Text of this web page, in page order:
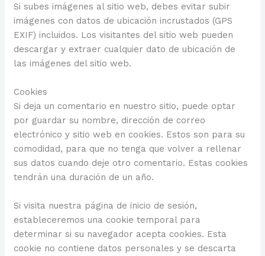
Si subes imágenes al sitio web, debes evitar subir
imágenes con datos de ubicación incrustados (GPS
EXIF) incluidos. Los visitantes del sitio web pueden
descargar y extraer cualquier dato de ubicación de
las imágenes del sitio web.
Cookies
Si deja un comentario en nuestro sitio, puede optar
por guardar su nombre, dirección de correo
electrónico y sitio web en cookies. Estos son para su
comodidad, para que no tenga que volver a rellenar
sus datos cuando deje otro comentario. Estas cookies
tendrán una duración de un año.
Si visita nuestra página de inicio de sesión,
estableceremos una cookie temporal para
determinar si su navegador acepta cookies. Esta
cookie no contiene datos personales y se descarta